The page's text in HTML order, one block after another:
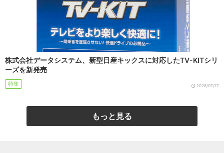
株式会社データシステム、新型日産キックスに対応したTV-KITシリ
ーズを新発売
特集 2026/07/17
もっと見る